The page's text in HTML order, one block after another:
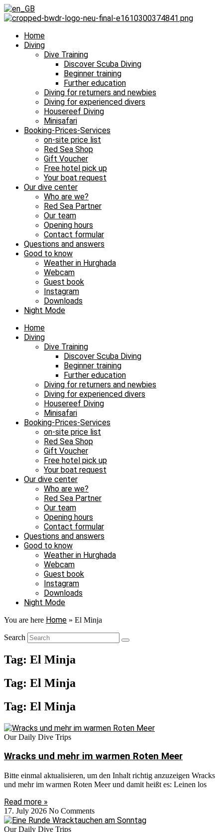
Home
Diving
Dive Training
Discover Scuba Diving
Beginner training
Further education
Diving for returners and newbies
Diving for experienced divers
Housereef Diving
Minisafari
Booking-Prices-Services
on-site price list
Red Sea Shop
Gift Voucher
Free hotel pick up
Your boat request
Our dive center
Who are we?
Red Sea Partner
Our team
Opening hours
Contact formular
Questions and answers
Good to know
Weather in Hurghada
Webcam
Guest book
Instagram
Downloads
Night Mode
Home
Diving
Dive Training
Discover Scuba Diving
Beginner training
Further education
Diving for returners and newbies
Diving for experienced divers
Housereef Diving
Minisafari
Booking-Prices-Services
on-site price list
Red Sea Shop
Gift Voucher
Free hotel pick up
Your boat request
Our dive center
Who are we?
Red Sea Partner
Our team
Opening hours
Contact formular
Questions and answers
Good to know
Weather in Hurghada
Webcam
Guest book
Instagram
Downloads
Night Mode
You are here Home » El Minja
Search
Tag: El Minja
Tag: El Minja
Tag: El Minja
Our Daily Dive Trips
Wracks und mehr im warmen Roten Meer
Bitte einmal aktualisieren, um den Inhalt richtig anzuzeigen Wracks
und mehr im warmen Roten Meer und damit heißt es: Leinen los
Read more »
17. July 2026 No Comments
Our Daily Dive Trips